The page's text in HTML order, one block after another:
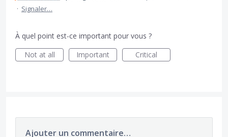
· Signaler…
À quel point est-ce important pour vous ?
Not at all
Important Critical
Ajouter un commentaire…